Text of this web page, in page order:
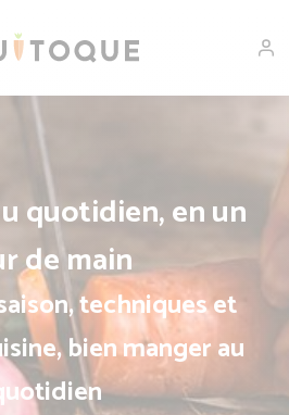
quotidien, en un
de main
techniques et
bien manger au